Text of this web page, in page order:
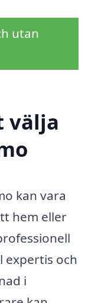
utan
välja
kan vara
hem eller
expertis och
i